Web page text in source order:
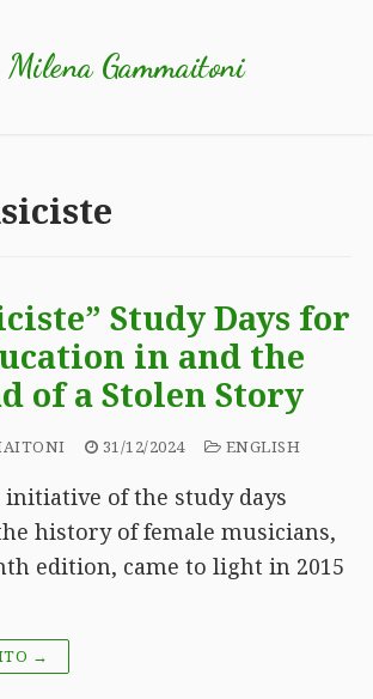
Milena Gammaitoni
Study Days for
in and the
of a Stolen Story
31/12/2024 ENGLISH
initiative of the study days
history of female musicians,
edition, came to light in 2015
→